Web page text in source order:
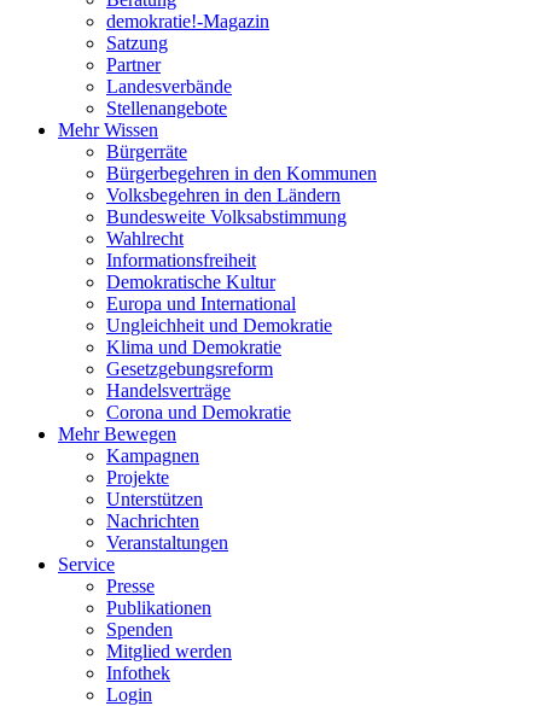
demokratie!-Magazin
Satzung
Partner
Landesverbände
Stellenangebote
Mehr Wissen
Bürgerräte
Bürgerbegehren in den Kommunen
Volksbegehren in den Ländern
Bundesweite Volksabstimmung
Wahlrecht
Informationsfreiheit
Demokratische Kultur
Europa und International
Ungleichheit und Demokratie
Klima und Demokratie
Gesetzgebungsreform
Handelsverträge
Corona und Demokratie
Mehr Bewegen
Kampagnen
Projekte
Unterstützen
Nachrichten
Veranstaltungen
Service
Presse
Publikationen
Spenden
Mitglied werden
Infothek
Login